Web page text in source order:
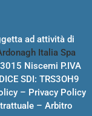
ad attività di
Italia Spa
Niscemi P.IVA
SDI: TRS3OH9
– Privacy Policy
– Arbitro